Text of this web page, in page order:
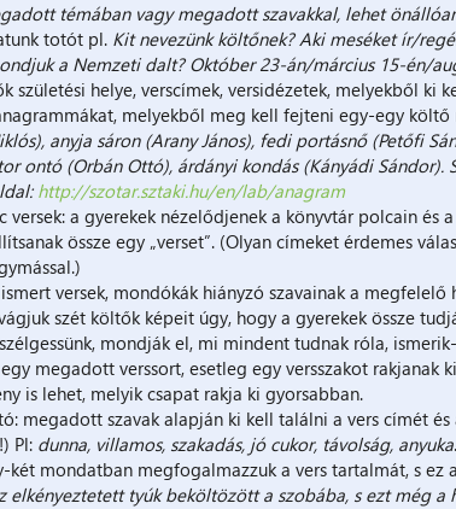
témában vagy megadott szavakkal, lehet
totót pl. Kit nevezünk költőnek? Aki meséket ír/
a Nemzeti dalt? Október 23-án/március 15-én/
születési helye, verscímek, versidézetek, melyekből ki
melyekből meg kell fejteni egy-egy költő
anyja sáron (Arany János), fedi portásnő (Petőfi
ontó (Orbán Ottó), árdányi kondás (Kányádi Sándor).
http://szotar.sztaki.hu/en/lab/anagram
versek: a gyerekek nézelődjenek a könyvtár polcain és
össze egy „verset”. (Olyan címeket érdemes
versek, mondókák hiányzó szavainak a
szét költők képeit úgy, hogy a gyerekek össze
mondják el, mi mindent tudnak róla,
megadott verssort, esetleg egy versszakot rakjanak
is lehet, melyik csapat rakja ki gyorsabban.
megadott szavak alapján ki kell találni a vers címét
Pl: dunna, villamos, szakadás, jó cukor, távolság, anyuka
két mondatban megfogalmazzuk a vers tartalmát, s ez
elkényeztetett tyúk beköltözött a szobába, s ezt még a